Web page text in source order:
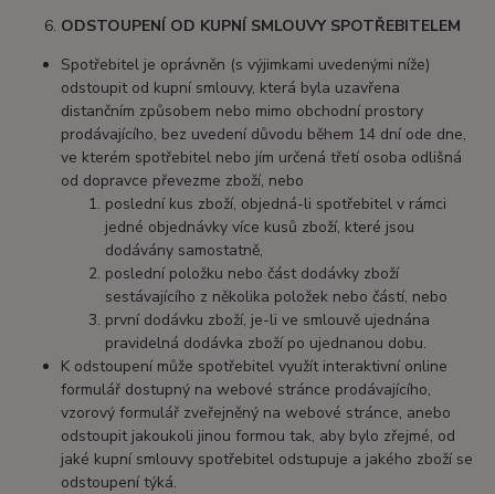
ODSTOUPENÍ OD KUPNÍ SMLOUVY SPOTŘEBITELEM
Spotřebitel je oprávněn (s výjimkami uvedenými níže)
odstoupit od kupní smlouvy, která byla uzavřena
distančním způsobem nebo mimo obchodní prostory
prodávajícího, bez uvedení důvodu během 14 dní ode dne,
ve kterém spotřebitel nebo jím určená třetí osoba odlišná
od dopravce převezme zboží, nebo
poslední kus zboží, objedná-li spotřebitel v rámci
jedné objednávky více kusů zboží, které jsou
dodávány samostatně,
poslední položku nebo část dodávky zboží
sestávajícího z několika položek nebo částí, nebo
první dodávku zboží, je-li ve smlouvě ujednána
pravidelná dodávka zboží po ujednanou dobu.
K odstoupení může spotřebitel využít interaktivní online
formulář dostupný na webové stránce prodávajícího,
vzorový formulář zveřejněný na webové stránce, anebo
odstoupit jakoukoli jinou formou tak, aby bylo zřejmé, od
jaké kupní smlouvy spotřebitel odstupuje a jakého zboží se
odstoupení týká.